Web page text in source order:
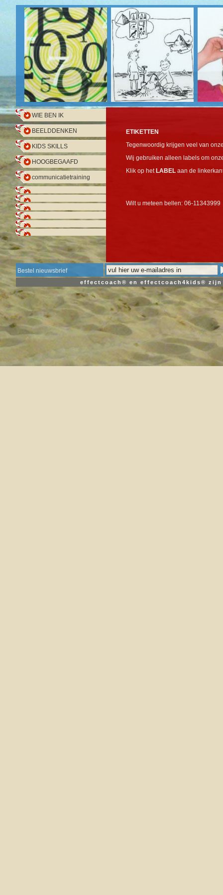
WIE BEN IK
BEELDDENKEN
KIDS SKILLS
HOOGBEGAAFD
communicatietraining
ETIKETTEN
Tegenwoordig krijgen veel van
Wij gebruiken alleen labels om
Klik op het LABEL aan de
Wilt u meteen bellen: 06-11343999
Bestel nieuwsbrief
effectcoach® en effectcoach4kids® zijn